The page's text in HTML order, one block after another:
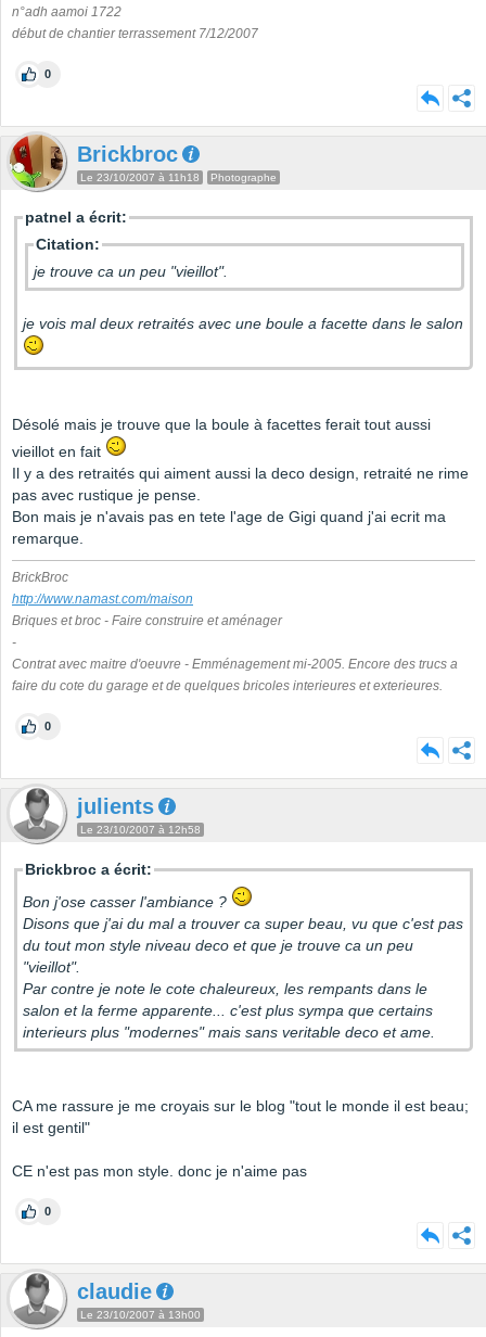
n°adh aamoi 1722
début de chantier terrassement 7/12/2007
0
Brickbroc
Le 23/10/2007 à 11h18 Photographe
patnel a écrit:
Citation:
je trouve ca un peu "vieillot".
je vois mal deux retraités avec une boule a facette dans le salon
Désolé mais je trouve que la boule à facettes ferait tout aussi
vieillot en fait
Il y a des retraités qui aiment aussi la deco design, retraité ne rime
pas avec rustique je pense.
Bon mais je n'avais pas en tete l'age de Gigi quand j'ai ecrit ma
remarque.
BrickBroc
http://www.namast.com/maison
Briques et broc - Faire construire et aménager
-
Contrat avec maitre d'oeuvre - Emménagement mi-2005. Encore des trucs a
faire du cote du garage et de quelques bricoles interieures et exterieures.
0
julients
Le 23/10/2007 à 12h58
Brickbroc a écrit:
Bon j'ose casser l'ambiance ?
Disons que j'ai du mal a trouver ca super beau, vu que c'est pas
du tout mon style niveau deco et que je trouve ca un peu
"vieillot".
Par contre je note le cote chaleureux, les rempants dans le
salon et la ferme apparente... c'est plus sympa que certains
interieurs plus "modernes" mais sans veritable deco et ame.
CA me rassure je me croyais sur le blog "tout le monde il est beau;
il est gentil"
CE n'est pas mon style. donc je n'aime pas
0
claudie
Le 23/10/2007 à 13h00